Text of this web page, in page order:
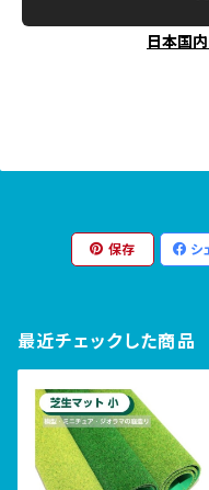
日本国
保存 シ
最近チェックした商品